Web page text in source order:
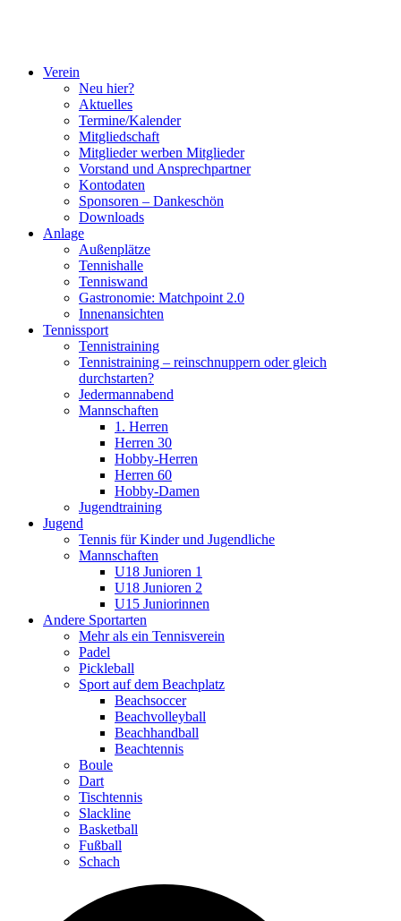
Verein
Neu hier?
Aktuelles
Termine/Kalender
Mitgliedschaft
Mitglieder werben Mitglieder
Vorstand und Ansprechpartner
Kontodaten
Sponsoren – Dankeschön
Downloads
Anlage
Außenplätze
Tennishalle
Tenniswand
Gastronomie: Matchpoint 2.0
Innenansichten
Tennissport
Tennistraining
Tennistraining – reinschnuppern oder gleich
durchstarten?
Jedermannabend
Mannschaften
1. Herren
Herren 30
Hobby-Herren
Herren 60
Hobby-Damen
Jugendtraining
Jugend
Tennis für Kinder und Jugendliche
Mannschaften
U18 Junioren 1
U18 Junioren 2
U15 Juniorinnen
Andere Sportarten
Mehr als ein Tennisverein
Padel
Pickleball
Sport auf dem Beachplatz
Beachsoccer
Beachvolleyball
Beachhandball
Beachtennis
Boule
Dart
Tischtennis
Slackline
Basketball
Fußball
Schach